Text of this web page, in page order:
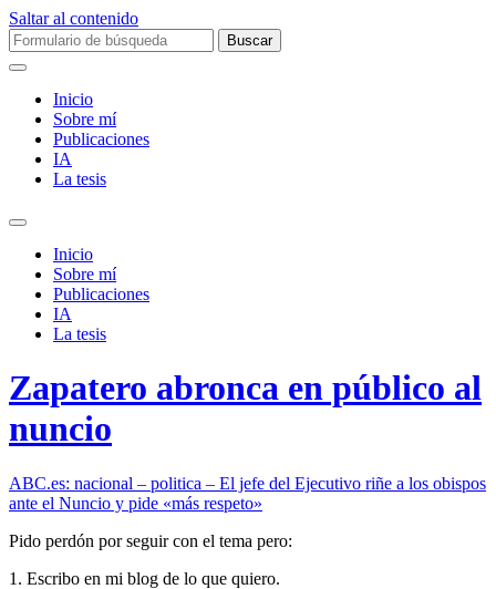
Saltar al contenido
Buscar:
Inicio
Sobre mí­
Publicaciones
IA
La tesis
Alternar
campo
búsqueda
Inicio
Sobre mí­
Publicaciones
IA
La tesis
Zapatero abronca en público al
nuncio
ABC.es: nacional – politica – El jefe del Ejecutivo riñe a los obispos
ante el Nuncio y pide «más respeto»
Pido perdón por seguir con el tema pero:
1. Escribo en mi blog de lo que quiero.